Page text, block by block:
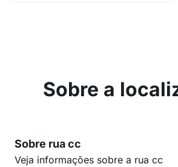
Sobre a
Sobre rua cc
Veja informações sobre a rua cc